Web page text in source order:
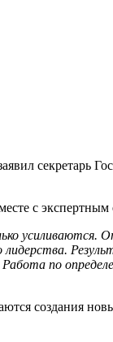
секретарь
с
Работа по
создания